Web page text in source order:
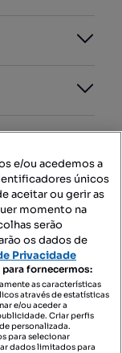
e/ou acedemos a
únicos
aceitar ou gerir as
momento na
serão
os dados de
Privacidade
fornecermos:
as características
através de estatísticas
e/ou aceder a
Criar perfis
personalizada.
para selecionar
dados limitados para